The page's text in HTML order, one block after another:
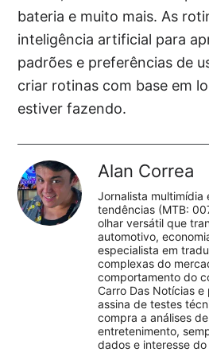
bateria e muito mais. As
inteligência artificial para
padrões e preferências de
criar rotinas com base em
estiver fazendo.
Alan Correa
Jornalista multimídia
tendências (MTB:
olhar versátil que
automotivo,
especialista em
complexas do
comportamento do
Carro Das Notícias
assina de testes
compra a análises
entretenimento,
dados e interesse